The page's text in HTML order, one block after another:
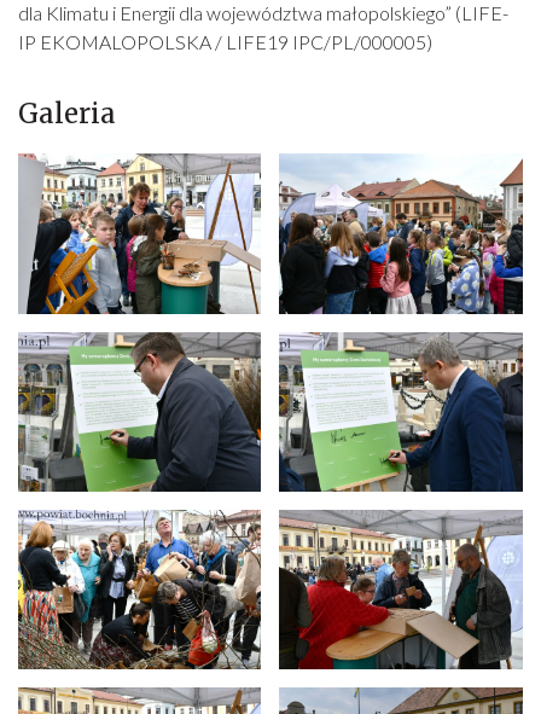
dla Klimatu i Energii dla województwa małopolskiego” (LIFE-
IP EKOMALOPOLSKA / LIFE19 IPC/PL/000005)
Galeria